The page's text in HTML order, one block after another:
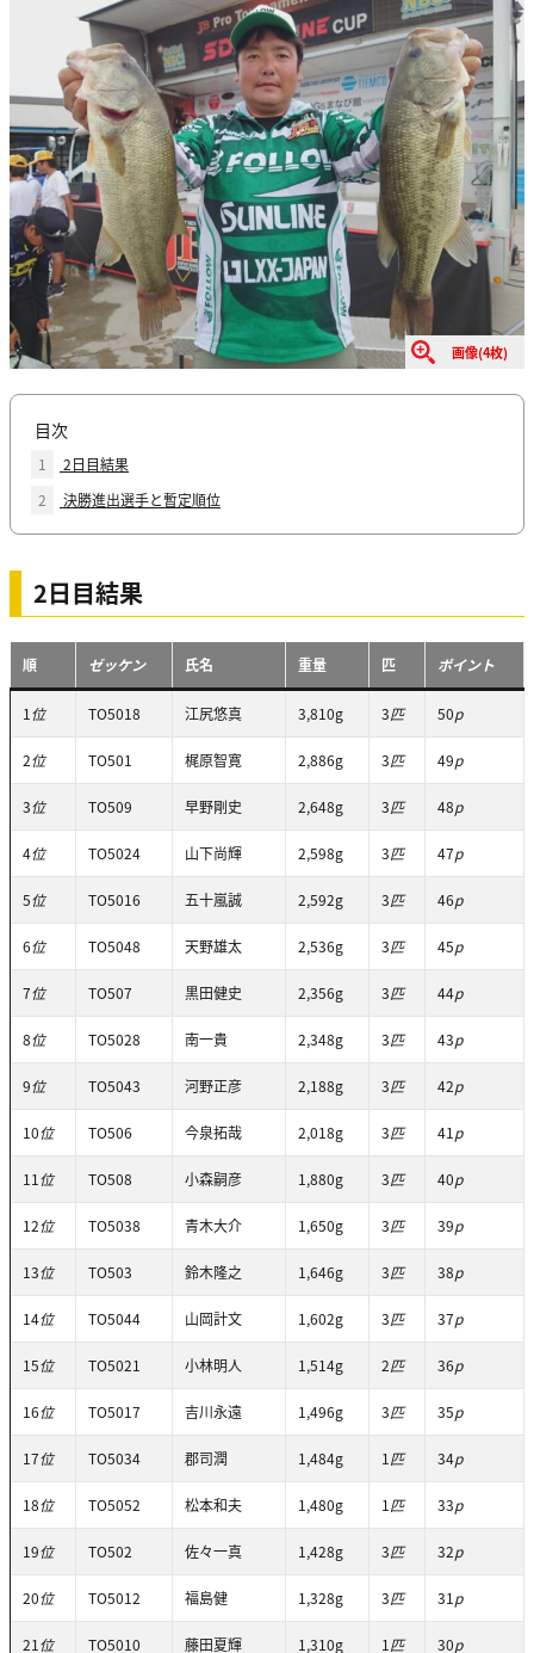
画像(4枚)
目次
1
2日目結果
2
決勝進出選手と暫定順位
2日目結果
順 ゼッケン 氏名 重量 匹 ポイント
1位 TO5018 江尻悠真 3,810g 3匹 50p
2位 TO501 梶原智寛 2,886g 3匹 49p
3位 TO509 早野剛史 2,648g 3匹 48p
4位 TO5024 山下尚輝 2,598g 3匹 47p
5位 TO5016 五十嵐誠 2,592g 3匹 46p
6位 TO5048 天野雄太 2,536g 3匹 45p
7位 TO507 黒田健史 2,356g 3匹 44p
8位 TO5028 南一貴 2,348g 3匹 43p
9位 TO5043 河野正彦 2,188g 3匹 42p
10位 TO506 今泉拓哉 2,018g 3匹 41p
11位 TO508 小森嗣彦 1,880g 3匹 40p
12位 TO5038 青木大介 1,650g 3匹 39p
13位 TO503 鈴木隆之 1,646g 3匹 38p
14位 TO5044 山岡計文 1,602g 3匹 37p
15位 TO5021 小林明人 1,514g 2匹 36p
16位 TO5017 吉川永遠 1,496g 3匹 35p
17位 TO5034 郡司潤 1,484g 1匹 34p
18位 TO5052 松本和夫 1,480g 1匹 33p
19位 TO502 佐々一真 1,428g 3匹 32p
20位 TO5012 福島健 1,328g 3匹 31p
21位 TO5010 藤田夏輝 1,310g 1匹 30p